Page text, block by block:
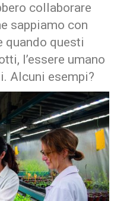
collaborare
sappiamo con
quando questi
l’essere umano
Alcuni esempi?